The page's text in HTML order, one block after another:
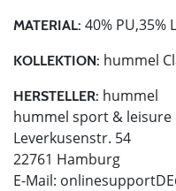
MATERIAL: 40% PU,35%
KOLLEKTION: hummel
HERSTELLER: hummel
hummel sport & leisure
Leverkusenstr. 54
22761 Hamburg
E-Mail: